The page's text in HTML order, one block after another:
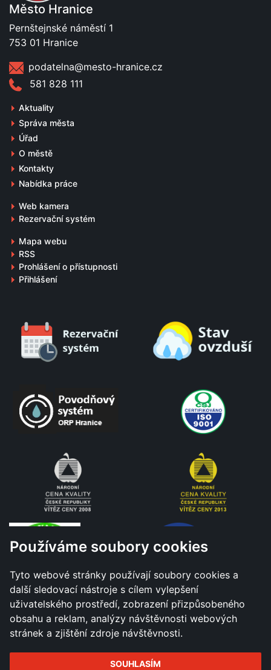
Používáme soubory cookies
Tyto webové stránky používají soubory cookies a
další sledovací nástroje s cílem vylepšení
uživatelského prostředí, zobrazení přizpůsobeného
obsahu a reklam, analýzy návštěvnosti webových
stránek a zjištění zdroje návštěvnosti.
SOUHLASÍM
Město Hranice
Pernštejnské náměstí 1
753 01 Hranice
podatelna@mesto-hranice.cz
581 828 111
Aktuality
Správa města
Úřad
O městě
Kontakty
Nabídka práce
Web kamera
Rezervační systém
Mapa webu
RSS
Prohlášení o přístupnosti
Přihlášení